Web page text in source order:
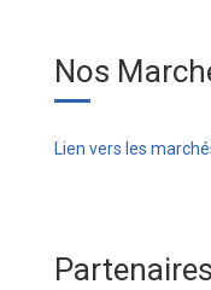
Nos
Lien vers les
Partenaires